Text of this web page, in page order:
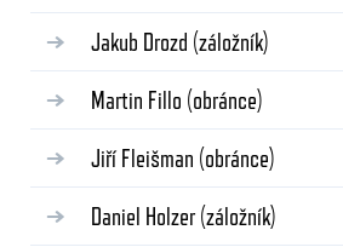
Jakub Drozd (záložník)
Martin Fillo (obránce)
Jiří Fleišman (obránce)
Daniel Holzer (záložník)